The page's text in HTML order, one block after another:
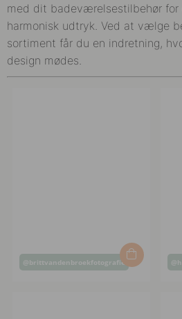
med dit badeværelsestilbehør for
harmonisk udtryk. Ved at vælge
sortiment får du en indretning,
design mødes.
Opslag
@brittvandenbroekfotografie